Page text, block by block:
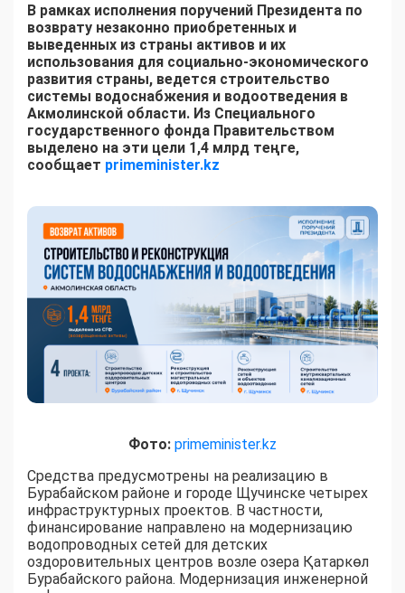
В рамках исполнения поручений Президента по
возврату незаконно приобретенных и
выведенных из страны активов и их
использования для социально-экономического
развития страны, ведется строительство
системы водоснабжения и водоотведения в
Акмолинской области. Из Специального
государственного фонда Правительством
выделено на эти цели 1,4 млрд теңге,
сообщает primeminister.kz
Фото: primeminister.kz
Средства предусмотрены на реализацию в
Бурабайском районе и городе Щучинске четырех
инфраструктурных проектов. В частности,
финансирование направлено на модернизацию
водопроводных сетей для детских
оздоровительных центров возле озера Қатаркөл
Бурабайского района. Модернизация инженерной